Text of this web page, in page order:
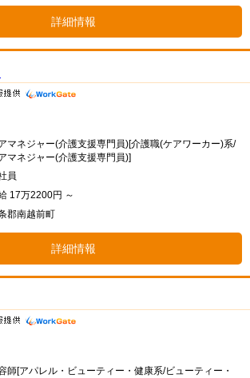
詳細情報
マネジャー(介護支援専門員)[介護職(ケアワーカー)系/
マネジャー(介護支援専門員)]
員
17万2200円 ～
郡南越前町
詳細情報
師[アパレル・ビューティー・健康系/ビューティー・